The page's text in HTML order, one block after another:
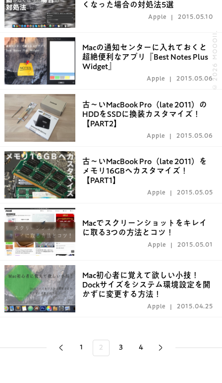
くなった場合の対処法5選
Apple 2015.05.10
Macの通知センターに入れておくと
超絶便利なアプリ『Best Notes Plus
Widget』
Apple 2015.05.06
古〜いMacBook Pro（late 2011）の
HDDをSSDに換装カスタマイズ！
【PART2】
Apple 2015.05.06
古〜いMacBook Pro（late 2011）を
メモリ16GBへカスタマイズ！
【PART1】
Apple 2015.05.05
Macでスクリーンショットをキレイ
に取る3つの方法とコツ！
Apple 2015.05.01
Mac初心者に覚えて欲しい小技！
Dockサイズをシステム環境設定を開
かずに変更する方法！
Apple 2015.04.25
1 2 3 4
© 2026 MOOOII.